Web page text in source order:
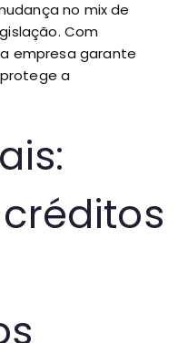
no mix de
Com
empresa garante
a